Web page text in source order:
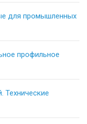
для промышленных
профильное
Технические